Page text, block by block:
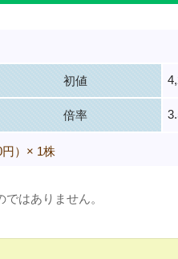
初値
倍率
円）× 1株
はありません。